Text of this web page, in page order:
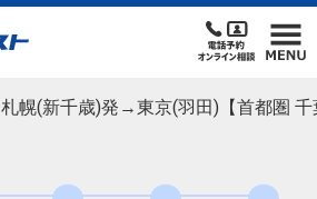
札幌(新千歳)発→東京(羽田)【首都圏